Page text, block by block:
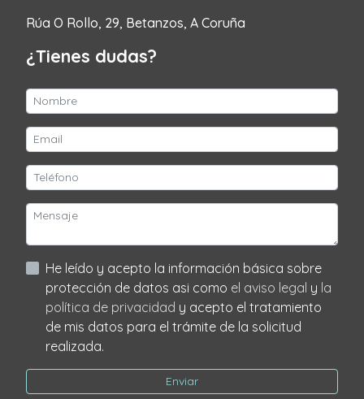
Rúa O Rollo, 29, Betanzos, A Coruña
¿Tienes dudas?
He leído y acepto la información básica sobre
protección de datos asi como el aviso legal y la
política de privacidad y acepto el tratamiento
de mis datos para el trámite de la solicitud
realizada.
Enviar